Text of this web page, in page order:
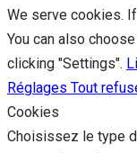
We serve cookies.
You can also
clicking "Settings".
Réglages Tout
Cookies
Choisissez le type